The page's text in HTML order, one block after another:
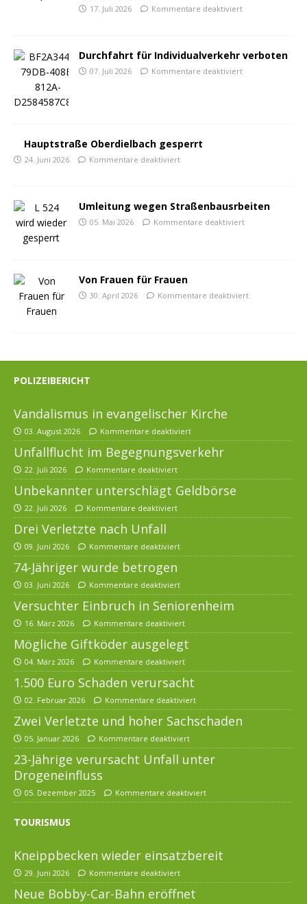
17. Juli 2026 Kommentare deaktiviert
Durchfahrt für Individualverkehr verboten
07. Juli 2026 Kommentare deaktiviert
Hauptstraße Oberdielbach gesperrt
24. Juni 2026 Kommentare deaktiviert
Umleitung wegen Straßenbausrbeiten
05. Mai 2026 Kommentare deaktiviert
Von Frauen für Frauen
30. April 2026 Kommentare deaktiviert
POLIZEIBERICHT
Vandalismus in evangelischer Kirche
03. August 2026 Kommentare deaktiviert
Unfallflucht im Begegnungsverkehr
22. Juli 2026 Kommentare deaktiviert
Unbekannter unterschlägt Geldbörse
22. Juli 2026 Kommentare deaktiviert
Drei Verletzte nach Unfall
09. Juni 2026 Kommentare deaktiviert
74-Jähriger wurde betrogen
03. Juni 2026 Kommentare deaktiviert
Versuchter Einbruch in Seniorenheim
16. März 2026 Kommentare deaktiviert
Mögliche Giftköder ausgelegt
04. März 2026 Kommentare deaktiviert
1.500 Euro Schaden verursacht
02. Februar 2026 Kommentare deaktiviert
Zwei Verletzte und hoher Sachschaden
05. Januar 2026 Kommentare deaktiviert
23-Jährige verursacht Unfall unter
Drogeneinfluss
05. Dezember 2025 Kommentare deaktiviert
TOURISMUS
Kneippbecken wieder einsatzbereit
29. Juni 2026 Kommentare deaktiviert
Neue Bobby-Car-Bahn eröffnet